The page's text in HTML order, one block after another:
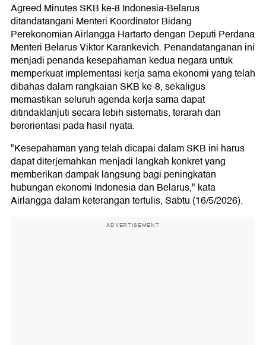
Agreed Minutes SKB ke-8 Indonesia-Belarus
ditandatangani Menteri Koordinator Bidang
Perekonomian Airlangga Hartarto dengan Deputi Perdana
Menteri Belarus Viktor Karankevich. Penandatanganan ini
menjadi penanda kesepahaman kedua negara untuk
memperkuat implementasi kerja sama ekonomi yang telah
dibahas dalam rangkaian SKB ke-8, sekaligus
memastikan seluruh agenda kerja sama dapat
ditindaklanjuti secara lebih sistematis, terarah dan
berorientasi pada hasil nyata.
"Kesepahaman yang telah dicapai dalam SKB ini harus
dapat diterjemahkan menjadi langkah konkret yang
memberikan dampak langsung bagi peningkatan
hubungan ekonomi Indonesia dan Belarus," kata
Airlangga dalam keterangan tertulis, Sabtu (16/5/2026).
ADVERTISEMENT